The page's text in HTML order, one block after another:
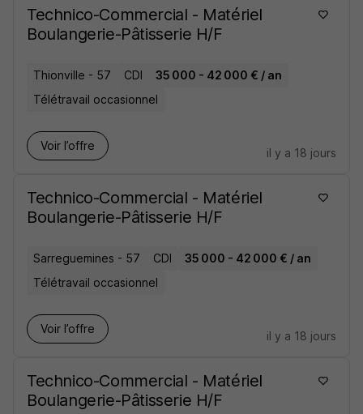
Technico-Commercial - Matériel
Boulangerie-Pâtisserie H/F
Thionville - 57 CDI
35 000 - 42 000 € / an
Télétravail occasionnel
Voir l’offre
il y a 18 jours
Technico-Commercial - Matériel
Boulangerie-Pâtisserie H/F
Sarreguemines - 57 CDI
35 000 - 42 000 € / an
Télétravail occasionnel
Voir l’offre
il y a 18 jours
Technico-Commercial - Matériel
Boulangerie-Pâtisserie H/F